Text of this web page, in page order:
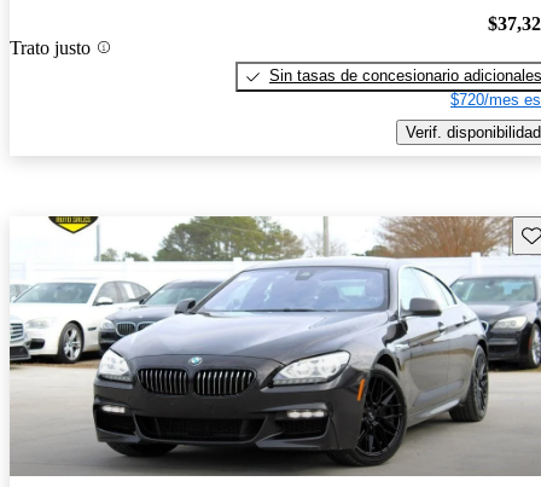
Trato justo
Sin tasas de concesionario adicionales
$720/mes
Verif. disponibilidad